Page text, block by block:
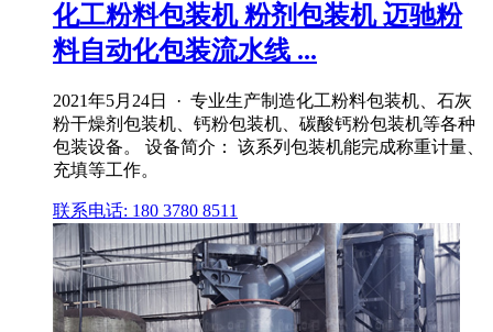
化工粉料包装机 粉剂包装机 迈驰粉
料自动化包装流水线 ...
2021年5月24日 · 专业生产制造化工粉料包装机、石灰
粉干燥剂包装机、钙粉包装机、碳酸钙粉包装机等各种
包装设备。 设备简介： 该系列包装机能完成称重计量、
充填等工作。
联系电话: 180 3780 8511